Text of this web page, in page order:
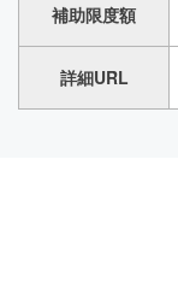
補助限度額
詳細URL